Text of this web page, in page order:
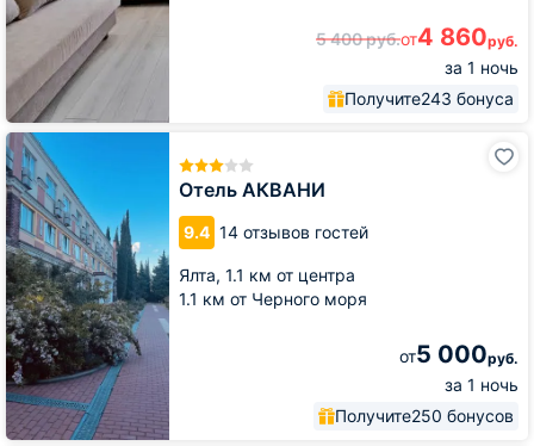
5 400руб.от4 860руб.
за 1 ночь
Получите243 бонуса
Отель АКВАНИ
9.4 14 отзывов гостей
Ялта, 1.1 км от центра
1.1 км от Черного моря
от5 000руб.
за 1 ночь
Получите250 бонусов
Отель
АКВАНИ